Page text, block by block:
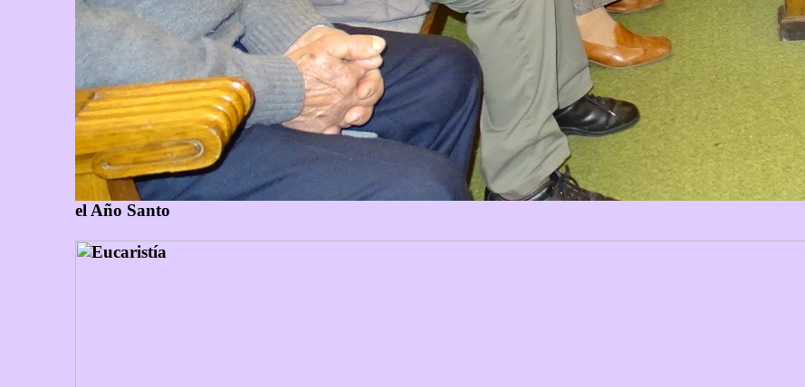
el Año Santo